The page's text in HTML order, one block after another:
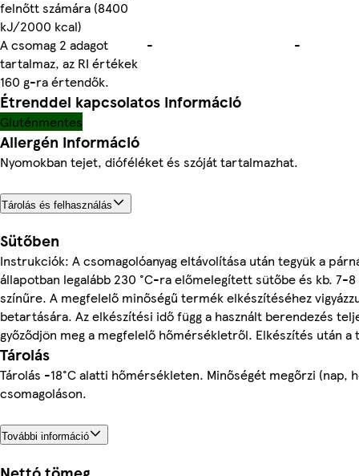
felnőtt számára (8400
kJ/2000 kcal)
A csomag 2 adagot
tartalmaz, az RI értékek
160 g-ra értendők.
- -
Étrenddel kapcsolatos információ
Gluténmentes
Allergén információ
Nyomokban tejet, dióféléket és szóját tartalmazhat.
Tárolás és felhasználás
Sütőben
Instrukciók: A csomagolóanyag eltávolítása után tegyük a
állapotban legalább 230 °C-ra előmelegített sütőbe és kb. 7-
színűre. A megfelelő minőségű termék elkészítéséhez
betartására. Az elkészítési idő függ a használt berendezés
győződjön meg a megfelelő hőmérsékletről. Elkészítés után
Tárolás
Tárolás -18°C alatti hőmérsékleten. Minőségét megőrzi (nap,
csomagoláson.
További információ